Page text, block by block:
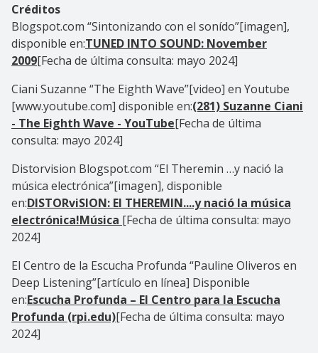
Créditos
Blogspot.com “Sintonizando con el sonído”[imagen],
disponible en:TUNED INTO SOUND: November
2009[Fecha de última consulta: mayo 2024]
Ciani Suzanne “The Eighth Wave”[video] en Youtube
[www.youtube.com] disponible en:(281) Suzanne Ciani
- The Eighth Wave - YouTube[Fecha de última
consulta: mayo 2024]
Distorvision Blogspot.com “El Theremin …y nació la
música electrónica”[imagen], disponible
en:DISTORviSION: El THEREMIN....y nació la música
electrónica!Música [Fecha de última consulta: mayo
2024]
El Centro de la Escucha Profunda “Pauline Oliveros en
Deep Listening”[artículo en línea] Disponible
en:Escucha Profunda – El Centro para la Escucha
Profunda (rpi.edu)[Fecha de última consulta: mayo
2024]